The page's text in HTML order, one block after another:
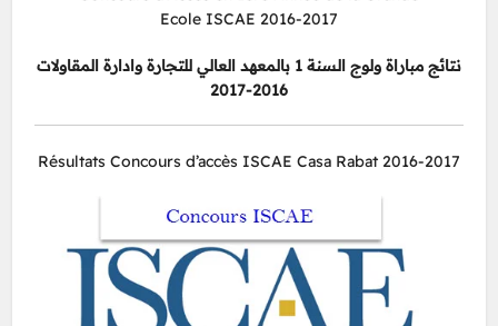
Ecole ISCAE 2016-2017
نتائج مباراة ولوج السنة 1 بالمعهد العالي للتجارة وادارة المقاولات
2016-2017
Résultats Concours d’accès ISCAE Casa Rabat 2016-2017